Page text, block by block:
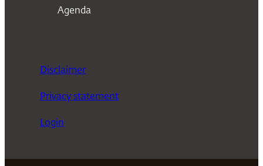
Agenda
Disclaimer
Privacy statement
Login